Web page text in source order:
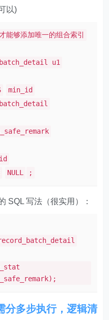
以)
够添加唯一的组合索引
u1
min_id
NULL ;
SQL 写法（很实用）：
分多步执行，逻辑清